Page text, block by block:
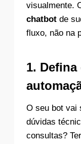
visualmente.
chatbot de
fluxo, não na
1.
O seu bot vai
dúvidas
consultas?